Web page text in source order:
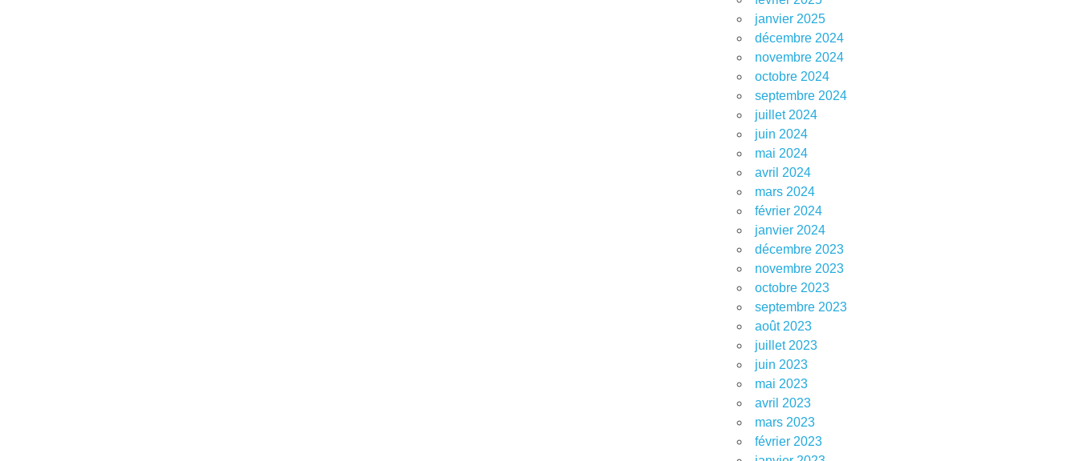
janvier 2025
décembre 2024
novembre 2024
octobre 2024
septembre 2024
juillet 2024
juin 2024
mai 2024
avril 2024
mars 2024
février 2024
janvier 2024
décembre 2023
novembre 2023
octobre 2023
septembre 2023
août 2023
juillet 2023
juin 2023
mai 2023
avril 2023
mars 2023
février 2023